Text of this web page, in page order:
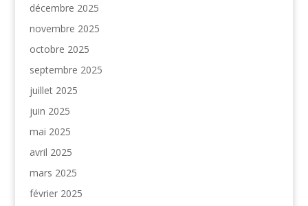
décembre 2025
novembre 2025
octobre 2025
septembre 2025
juillet 2025
juin 2025
mai 2025
avril 2025
mars 2025
février 2025